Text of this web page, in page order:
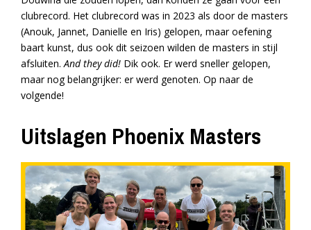
clubrecord. Het clubrecord was in 2023 als door de masters
(Anouk, Jannet, Danielle en Iris) gelopen, maar oefening
baart kunst, dus ook dit seizoen wilden de masters in stijl
afsluiten.And they did! Dik ook. Er werd sneller gelopen,
maar nog belangrijker: er werd genoten. Op naar de
volgende!
Uitslagen Phoenix Masters